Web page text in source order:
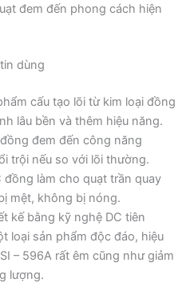
đem đến phong cách hiện
dùng
cấu tạo lõi từ kim loại đồng
lâu bền và thêm hiệu năng.
đem đến công năng
trội nếu so với lõi thường.
đồng làm cho quạt trần quay
mệt, không bị nóng.
kế bằng kỹ nghệ DC tiên
loại sản phẩm độc đáo, hiệu
– 596A rất êm cũng như giảm
lượng.